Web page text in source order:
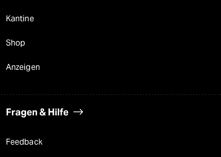
Kantine
Shop
Anzeigen
Fragen & Hilfe
Feedback